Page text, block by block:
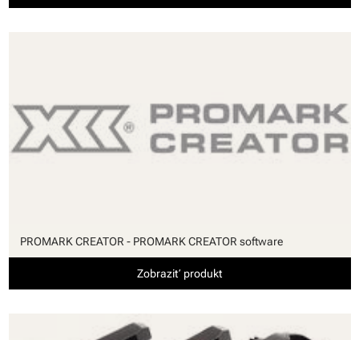
PROMARK CREATOR - PROMARK CREATOR software
Zobraziť produkt